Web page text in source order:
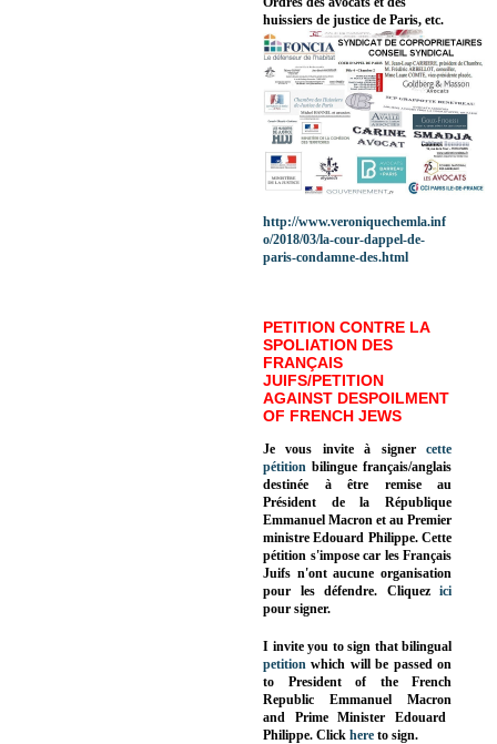
huissiers de justice de Paris, etc.
http://www.veroniquechemla.inf
o/2018/03/la-cour-dappel-de-
paris-condamne-des.html
PETITION CONTRE LA
SPOLIATION DES
FRANÇAIS
JUIFS/PETITION
AGAINST DESPOILMENT
OF FRENCH JEWS
Je vous invite à signer cette
pétition bilingue français/anglais
destinée à être remise au
Président de la République
Emmanuel Macron et au Premier
ministre Edouard Philippe. Cette
pétition s'impose car les Français
Juifs n'ont aucune organisation
pour les défendre. Cliquez
ici
pour signer.
I invite you to sign that bilingual
petition which will be passed on
to President of the French
Republic Emmanuel Macron
and Prime Minister Edouard
Philippe. Click here to sign.